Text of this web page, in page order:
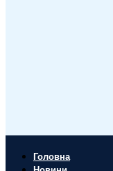
Головна